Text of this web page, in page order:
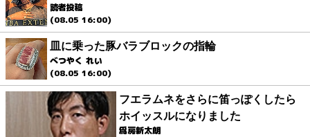
読者投稿
(08.05 16:00)
皿に乗った豚バラブロックの指輪
べつやく れい
(08.05 16:00)
フエラムネをさらに笛っぽくしたら
ホイッスルになりました
爲房新太朗